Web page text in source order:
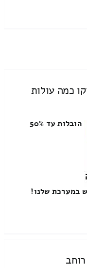
כמה עולות
הובלות עד 50%
במערכת שלנו!